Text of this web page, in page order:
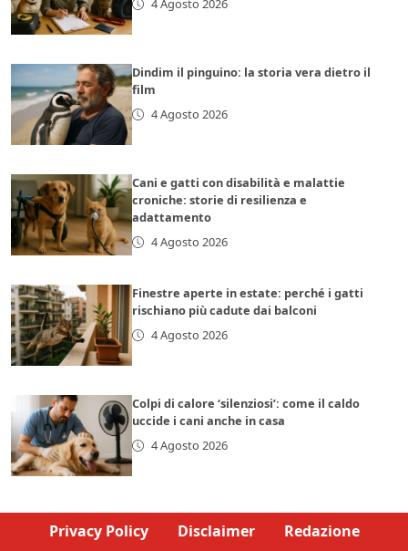
4 Agosto 2026
Dindim il pinguino: la storia vera dietro il
film
4 Agosto 2026
Cani e gatti con disabilità e malattie
croniche: storie di resilienza e
adattamento
4 Agosto 2026
Finestre aperte in estate: perché i gatti
rischiano più cadute dai balconi
4 Agosto 2026
Colpi di calore ‘silenziosi’: come il caldo
uccide i cani anche in casa
4 Agosto 2026
Privacy Policy Disclaimer Redazione